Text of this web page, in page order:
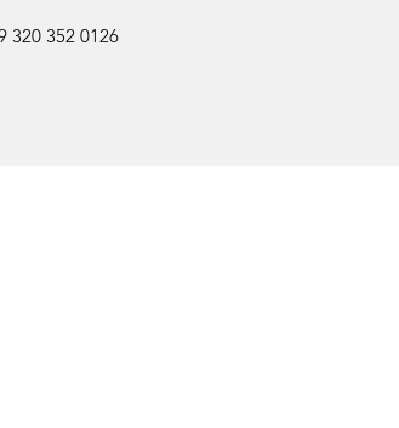
320 352 0126